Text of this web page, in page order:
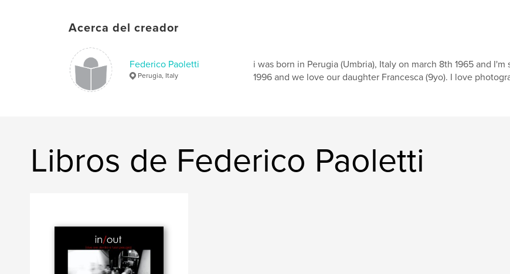
Acerca del creador
Federico Paoletti
Perugia, Italy
i was born in Perugia (Umbria), Italy on march 8th 1965 and
1996 and we love our daughter Francesca (9yo). I love
Libros de Federico Paoletti